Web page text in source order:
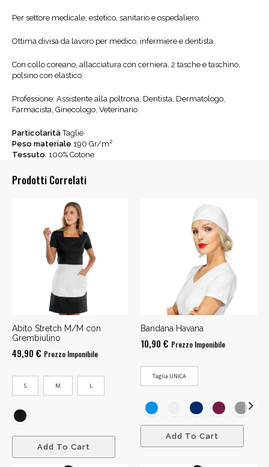
Per settore medicale, estetico, sanitario e ospedaliero.
Ottima divisa da lavoro per medico, infermiere e dentista.
Con collo coreano, allacciatura con cerniera, 2 tasche e taschino,
polsino con elastico.
Professione: Assistente alla poltrona, Dentista, Dermatologo,
Farmacista, Ginecologo, Veterinario
ParticolaritàTaglie
Peso materiale 190 Gr/m²
Tessuto: 100% Cotone
Prodotti Correlati
Abito Stretch M/M con
Grembiulino
49,90 € Prezzo Imponibile
S M L
Add To Cart
Bandana Havana
10,90 € Prezzo Imponibile
Taglia UNICA
Add To Cart